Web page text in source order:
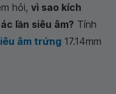
hỏi, vì sao kích
lần siêu âm? Tính
âm trứng 17.14mm